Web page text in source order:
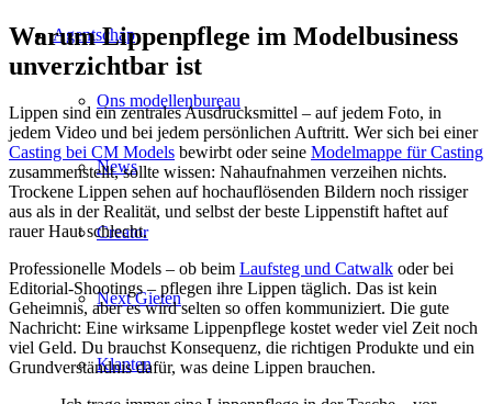
Agentschap
Ons modellenbureau
News
Creator
Next Gieten
Klanten
Warum Lippenpflege im Modelbusiness
unverzichtbar ist
Lippen sind ein zentrales Ausdrucksmittel – auf jedem Foto, in
jedem Video und bei jedem persönlichen Auftritt. Wer sich bei einer
Casting bei CM Models bewirbt oder seine Modelmappe für Casting
zusammenstellt, sollte wissen: Nahaufnahmen verzeihen nichts.
Trockene Lippen sehen auf hochauflösenden Bildern noch rissiger
aus als in der Realität, und selbst der beste Lippenstift haftet auf
rauer Haut schlecht.
Professionelle Models – ob beim Laufsteg und Catwalk oder bei
Editorial-Shootings – pflegen ihre Lippen täglich. Das ist kein
Geheimnis, aber es wird selten so offen kommuniziert. Die gute
Nachricht: Eine wirksame Lippenpflege kostet weder viel Zeit noch
viel Geld. Du brauchst Konsequenz, die richtigen Produkte und ein
Grundverständnis dafür, was deine Lippen brauchen.